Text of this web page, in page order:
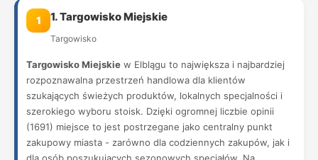
1 1. Targowisko Miejskie
Targowisko
Targowisko Miejskie w Elblągu to największa i najbardziej
rozpoznawalna przestrzeń handlowa dla klientów
szukających świeżych produktów, lokalnych specjalności i
szerokiego wyboru stoisk. Dzięki ogromnej liczbie opinii
(1691) miejsce to jest postrzegane jako centralny punkt
zakupowy miasta - zarówno dla codziennych zakupów, jak i